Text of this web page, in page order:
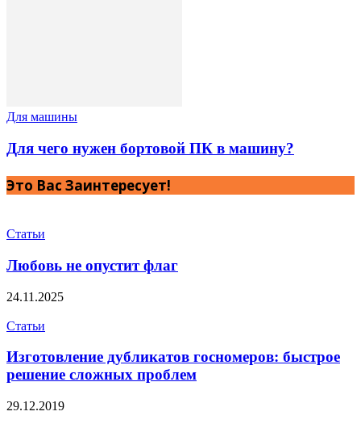
Для машины
Для чего нужен бортовой ПК в машину?
Это Вас Заинтересует!
Статьи
Любовь не опустит флаг
24.11.2025
Статьи
Изготовление дубликатов госномеров: быстрое
решение сложных проблем
29.12.2019